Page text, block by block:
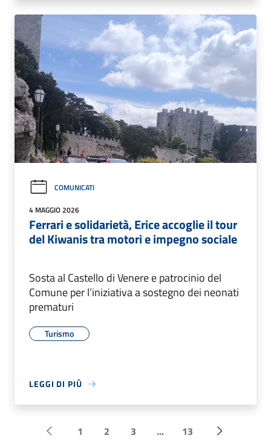
COMUNICATI
4 MAGGIO 2026
Ferrari e solidarietà, Erice accoglie il tour
del Kiwanis tra motori e impegno sociale
Sosta al Castello di Venere e patrocinio del
Comune per l’iniziativa a sostegno dei neonati
prematuri
Turismo
LEGGI DI PIÙ
Pagina precedente
1 2 3 ... 13 Successiva